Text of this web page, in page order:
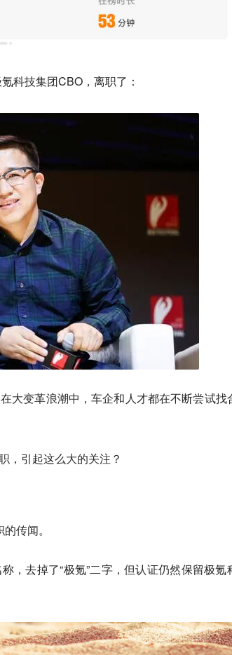
科技集团CBO，离职了：
大变革浪潮中，车企和人才都在不断尝试找
，引起这么大的关注？
传闻。
，去掉了“极氪”二字，但认证仍然保留极氪